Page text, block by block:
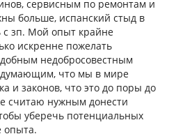
сервисным по ремонтам и
больше, испанский стыд в
с зп. Мой опыт крайне
искренне пожелать
недобросовестным
думающим, что мы в мире
и законов, что это до поры до
считаю нужным донести
уберечь потенциальных
опыта.